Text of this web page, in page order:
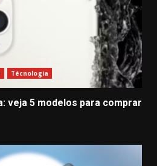
Técnologia
veja 5 modelos para comprar